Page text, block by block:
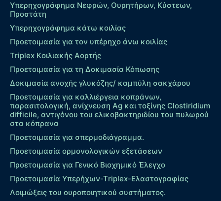
Υπερηχογράφημα Νεφρών, Ουρητήρων, Κύστεων,
Προστάτη
Υπερηχογράφημα κάτω κοιλίας
Προετοιμασία για τον υπέρηχο άνω κοιλίας
Τriplex Kοιλιακής Αορτής
Προετοιμασία για τη Δοκιμασία Κόπωσης
Δοκιμασία ανοχής γλυκόζης/ καμπύλη σακχάρου
Προετοιμασία για καλλιέργεια κοπράνων,
παρασιτολογική, ανίχνευση Ag και τοξίνης Clostiridium
difficile, αντιγόνου του ελικοβακτηριδίου του πυλωρού
στα κόπρανα
Προετοιμασία για σπερμοδιάγραμμα.
Προετοιμασία ορμονολογικών εξετάσεων
Προετοιμασία για Γενικό Βιοχημικό Έλεγχο
Προετοιμασία Υπερήχων-Τriplex-Ελαστογραφίας
Λοιμώξεις του ουροποιητικού συστήματος.